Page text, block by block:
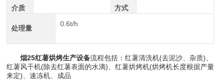
介质
方式
处理量
0.6t/h
烟25红薯烘烤生产设备流程包括：红薯清洗机(去泥沙、杂质)、
红薯风干机(除去红薯表面的水滴)、红薯烘烤机(烘烤机长度根据产量
来定)、速冻机、成品